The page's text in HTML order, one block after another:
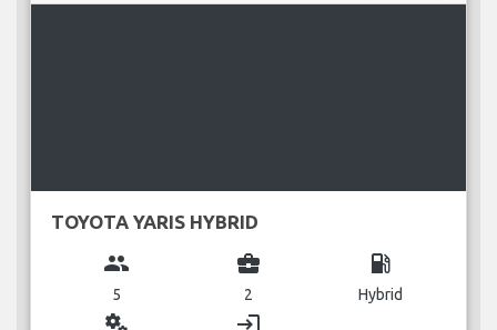
TOYOTA YARIS HYBRID
group
5
business_center
2
local_gas_station
Hybrid
miscellaneous_services login